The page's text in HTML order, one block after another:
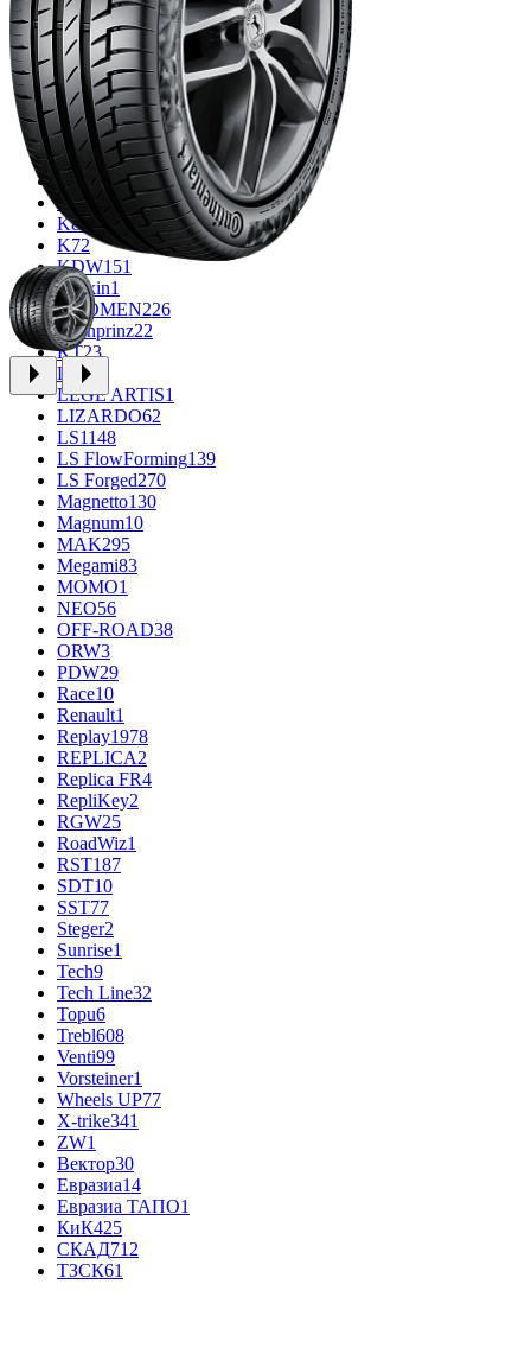
CROSS_STREET30
Eurodisk1
FF34
GR71
Grizzly3
iFree1004
iFree Original53
Ikon1
INFORGED 1
IVR 1
K&K1
K72
KDW151
Keskin1
KHOMEN226
Kronprinz22
KT23
LE
13
LEGE ARTIS1
LIZARDO62
LS1148
LS FlowForming139
LS Forged270
Magnetto130
Magnum10
MAK295
Megami83
MOMO1
NEO56
OFF-ROAD38
ORW3
PDW29
Race10
Renault1
Replay1978
REPLICA2
Replica FR4
RepliKey2
RGW25
RoadWiz1
RST187
SDT10
SST77
Steger2
Sunrise1
Tech9
Tech Line32
Topu6
Trebl608
Venti99
Vorsteiner1
Wheels UP77
X-trike341
ZW1
Вектор30
Евразиа14
Евразиа ТАПО1
КиК425
СКАД712
ТЗСК61